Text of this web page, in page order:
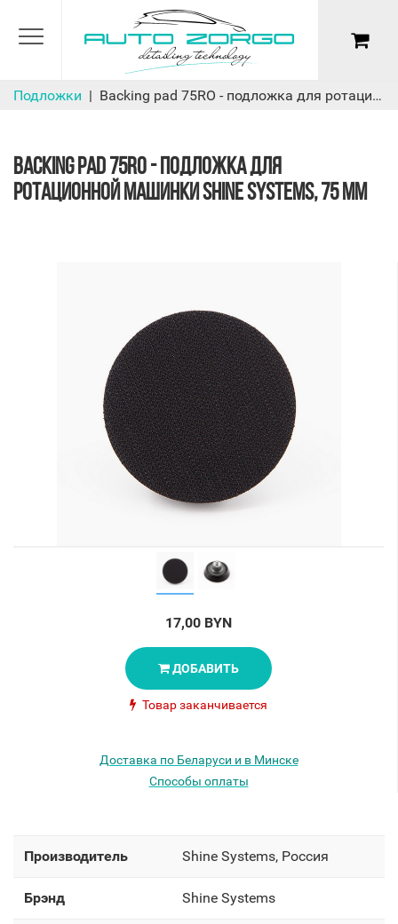
Подложки Backing pad 75RO - подложка для ротационной машинки Shine Systems, 75 мм
BACKING PAD 75RO - ПОДЛОЖКА ДЛЯ
РОТАЦИОННОЙ МАШИНКИ SHINE SYSTEMS, 75 ММ
17,00 BYN
ДОБАВИТЬ
Товар заканчивается
Доставка по Беларуси и в Минске
Способы оплаты
Производитель Shine Systems, Россия
Брэнд Shine Systems